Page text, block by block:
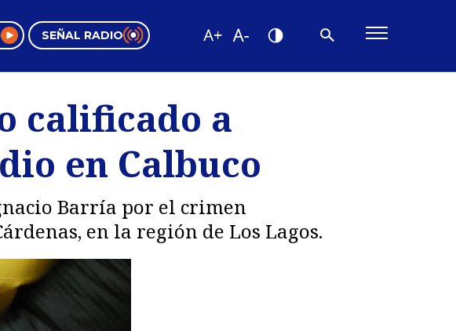
SEÑAL RADIO
Tendencias
Videos
calificado a
en Calbuco
Barría por el crimen
en la región de Los Lagos.